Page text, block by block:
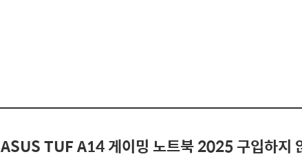
ASUS TUF A14 게이밍 노트북 2025 구입하지